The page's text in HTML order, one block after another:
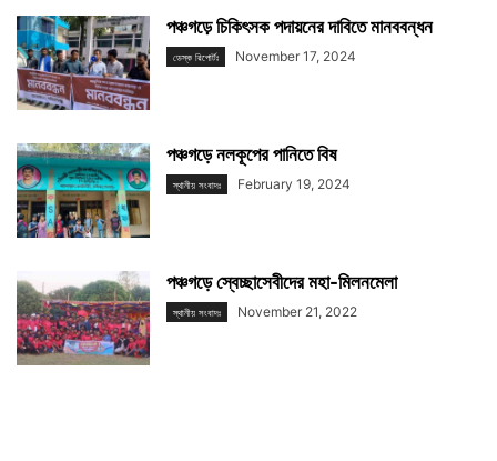
পঞ্চগড়ে চিকিৎসক পদায়নের দাবিতে মানববন্ধন
ডেস্ক রিপোর্টঃ November 17, 2024
পঞ্চগড়ে নলকূপের পানিতে বিষ
স্থানীয় সংবাদঃ February 19, 2024
পঞ্চগড়ে স্বেচ্ছাসেবীদের মহা-মিলনমেলা
স্থানীয় সংবাদঃ November 21, 2022